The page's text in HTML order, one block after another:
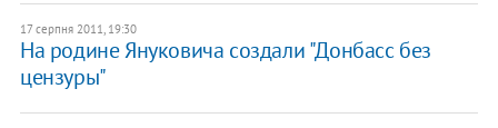
17 серпня 2011, 19:30
На родине Януковича создали "Донбасс без
цензуры"